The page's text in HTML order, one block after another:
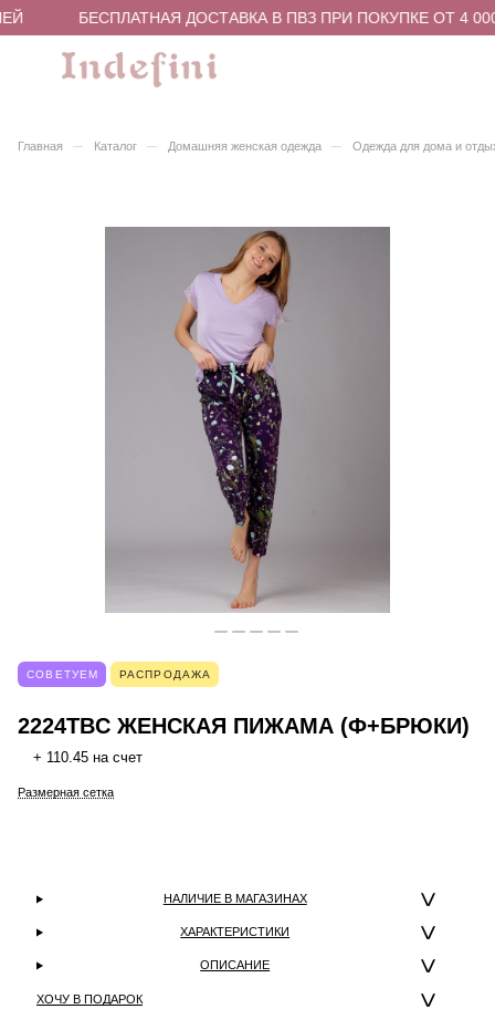
БЕСПЛАТНАЯ ДОСТАВКА В ПВЗ ПРИ ПОКУПКЕ ОТ 4
Главная – Каталог – Домашняя женская одежда – Одежда для дома и
СОВЕТУЕМ РАСПРОДАЖА
2224TBC ЖЕНСКАЯ ПИЖАМА (Ф+БРЮКИ)
+ 110.45 на счет
Размерная сетка
НАЛИЧИЕ В МАГАЗИНАХ
ХАРАКТЕРИСТИКИ
ОПИСАНИЕ
ХОЧУ В ПОДАРОК